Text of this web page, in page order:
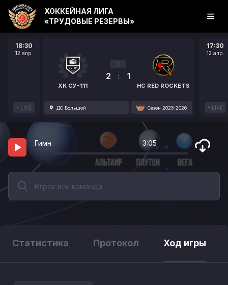
18:30
12 апр.
LIVE
ХК СУ-111
3
2 : 1
HC RED ROCKETS
ДС Большой Сезон 2025-2026
17:30
12 апр.
LIVE
ХОККЕЙНАЯ ЛИГА
«ТРУДОВЫЕ РЕЗЕРВЫ»
Гимн 3:05
Статистика Протокол Ход игры